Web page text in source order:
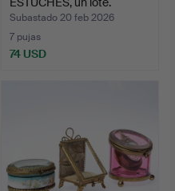
Subastado 20 feb 2026
7 pujas
74 USD